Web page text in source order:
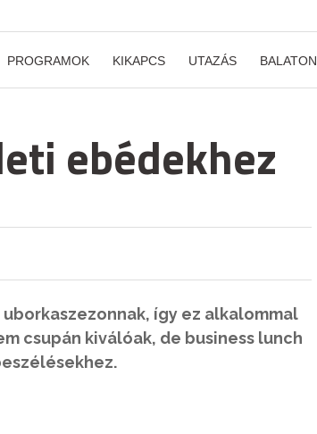
PROGRAMOK KIKAPCS UTAZÁS BALATON
ebédekhez
így ez alkalommal
csupán kiválóak, de business lunch